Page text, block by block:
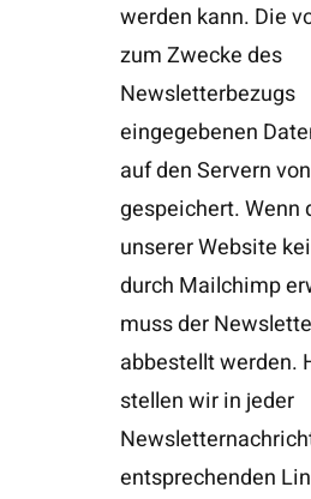
werden kann. Die
zum Zwecke des
Newsletterbezugs
eingegebenen
auf den Servern
gespeichert. Wenn
unserer Website
durch Mailchimp
muss der
abbestellt werden.
stellen wir in jeder
entsprechenden